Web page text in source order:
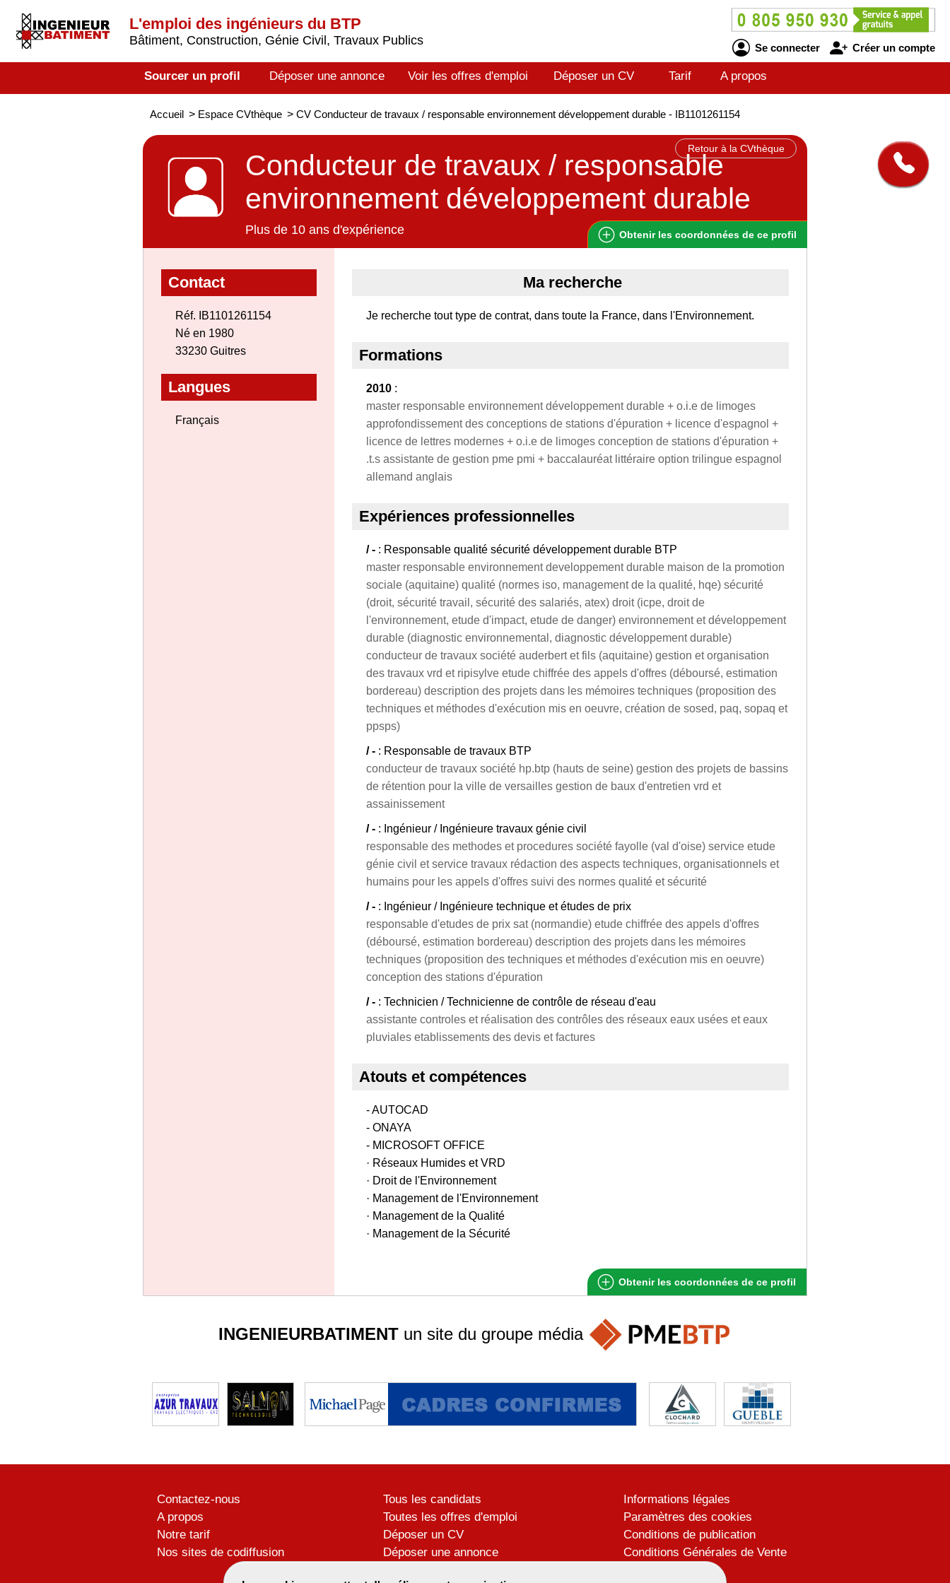
L'emploi des ingénieurs du BTP
Bâtiment, Construction, Génie Civil, Travaux Publics
Se connecter Créer un compte
Sourcer un profil Déposer une annonce Voir les offres d'emploi Déposer un CV Tarif A propos
Accueil > Espace CVthèque > CV Conducteur de travaux / responsable environnement développement durable - IB1101261154
Retour à la CVthèque
Conducteur de travaux / responsable
environnement développement durable
Plus de 10 ans d'expérience Obtenir les coordonnées de ce profil
Contact
Réf. IB1101261154
Né en 1980
33230 Guitres
Langues
Français
Ma recherche
Je recherche tout type de contrat, dans toute la France, dans l'Environnement.
Formations
2010 :
master responsable environnement développement durable + o.i.e de limoges
approfondissement des conceptions de stations d'épuration + licence d'espagnol +
licence de lettres modernes + o.i.e de limoges conception de stations d'épuration +
.t.s assistante de gestion pme pmi + baccalauréat littéraire option trilingue espagnol
allemand anglais
Expériences professionnelles
/ - : Responsable qualité sécurité développement durable BTP
master responsable environnement developpement durable maison de la promotion
sociale (aquitaine) qualité (normes iso, management de la qualité, hqe) sécurité
(droit, sécurité travail, sécurité des salariés, atex) droit (icpe, droit de
l'environnement, etude d'impact, etude de danger) environnement et développement
durable (diagnostic environnemental, diagnostic développement durable)
conducteur de travaux société auderbert et fils (aquitaine) gestion et organisation
des travaux vrd et ripisylve etude chiffrée des appels d'offres (déboursé, estimation
bordereau) description des projets dans les mémoires techniques (proposition des
techniques et méthodes d'exécution mis en oeuvre, création de sosed, paq, sopaq et
ppsps)
/ - : Responsable de travaux BTP
conducteur de travaux société hp.btp (hauts de seine) gestion des projets de bassins
de rétention pour la ville de versailles gestion de baux d'entretien vrd et
assainissement
/ - : Ingénieur / Ingénieure travaux génie civil
responsable des methodes et procedures société fayolle (val d'oise) service etude
génie civil et service travaux rédaction des aspects techniques, organisationnels et
humains pour les appels d'offres suivi des normes qualité et sécurité
/ - : Ingénieur / Ingénieure technique et études de prix
responsable d'etudes de prix sat (normandie) etude chiffrée des appels d'offres
(déboursé, estimation bordereau) description des projets dans les mémoires
techniques (proposition des techniques et méthodes d'exécution mis en oeuvre)
conception des stations d'épuration
/ - : Technicien / Technicienne de contrôle de réseau d'eau
assistante controles et réalisation des contrôles des réseaux eaux usées et eaux
pluviales etablissements des devis et factures
Atouts et compétences
- AUTOCAD
- ONAYA
- MICROSOFT OFFICE
· Réseaux Humides et VRD
· Droit de l'Environnement
· Management de l'Environnement
· Management de la Qualité
· Management de la Sécurité
Obtenir les coordonnées de ce profil
INGENIEURBATIMENT un site du groupe média
Contactez-nous
A propos
Notre tarif
Nos sites de codiffusion
Tous les candidats
Toutes les offres d'emploi
Déposer un CV
Déposer une annonce
Informations légales
Paramètres des cookies
Conditions de publication
Conditions Générales de Vente